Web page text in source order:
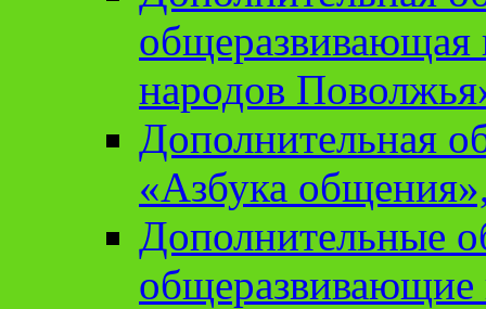
народов
Дополнительная
«Азбука
Дополнительные